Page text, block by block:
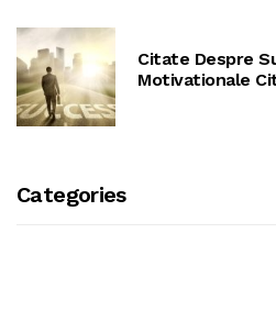
Citate Despre
Motivationale
Categories